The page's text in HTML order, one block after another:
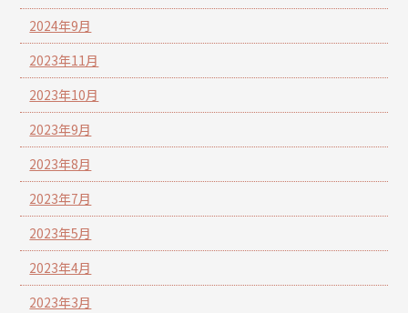
2024年9月
2023年11月
2023年10月
2023年9月
2023年8月
2023年7月
2023年5月
2023年4月
2023年3月